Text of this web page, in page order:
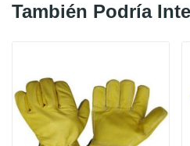
También Podría